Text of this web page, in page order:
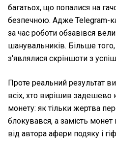
багатьох, що попалися на
безпечною. Адже Telegram-
за час роботи обзавівся
шанувальників. Більше того,
з'являлися скріншоти з
Проте реальний результат
всіх, хто вирішив задешево
монету: як тільки жертва
блокувався, а замість
від автора афери подяку і